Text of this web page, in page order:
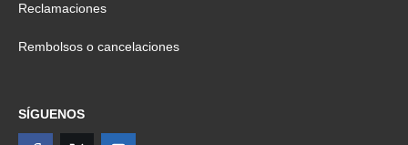
Reclamaciones
Rembolsos o cancelaciones
SÍGUENOS